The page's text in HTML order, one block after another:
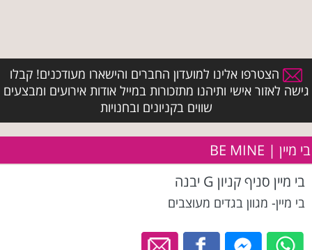
הצטרפו אלינו למועדון החברים והישארו מעודכנים! קבלו
גישה לאזור אישי ותיהנו מתזכורות במייל אודות אירועים ומבצעים
שווים בקניונים ובחנויות
בי מיין | BE MINE
בי מיין סניף קניון G יבנה
בי מיין- מגוון בגדים מעוצבים